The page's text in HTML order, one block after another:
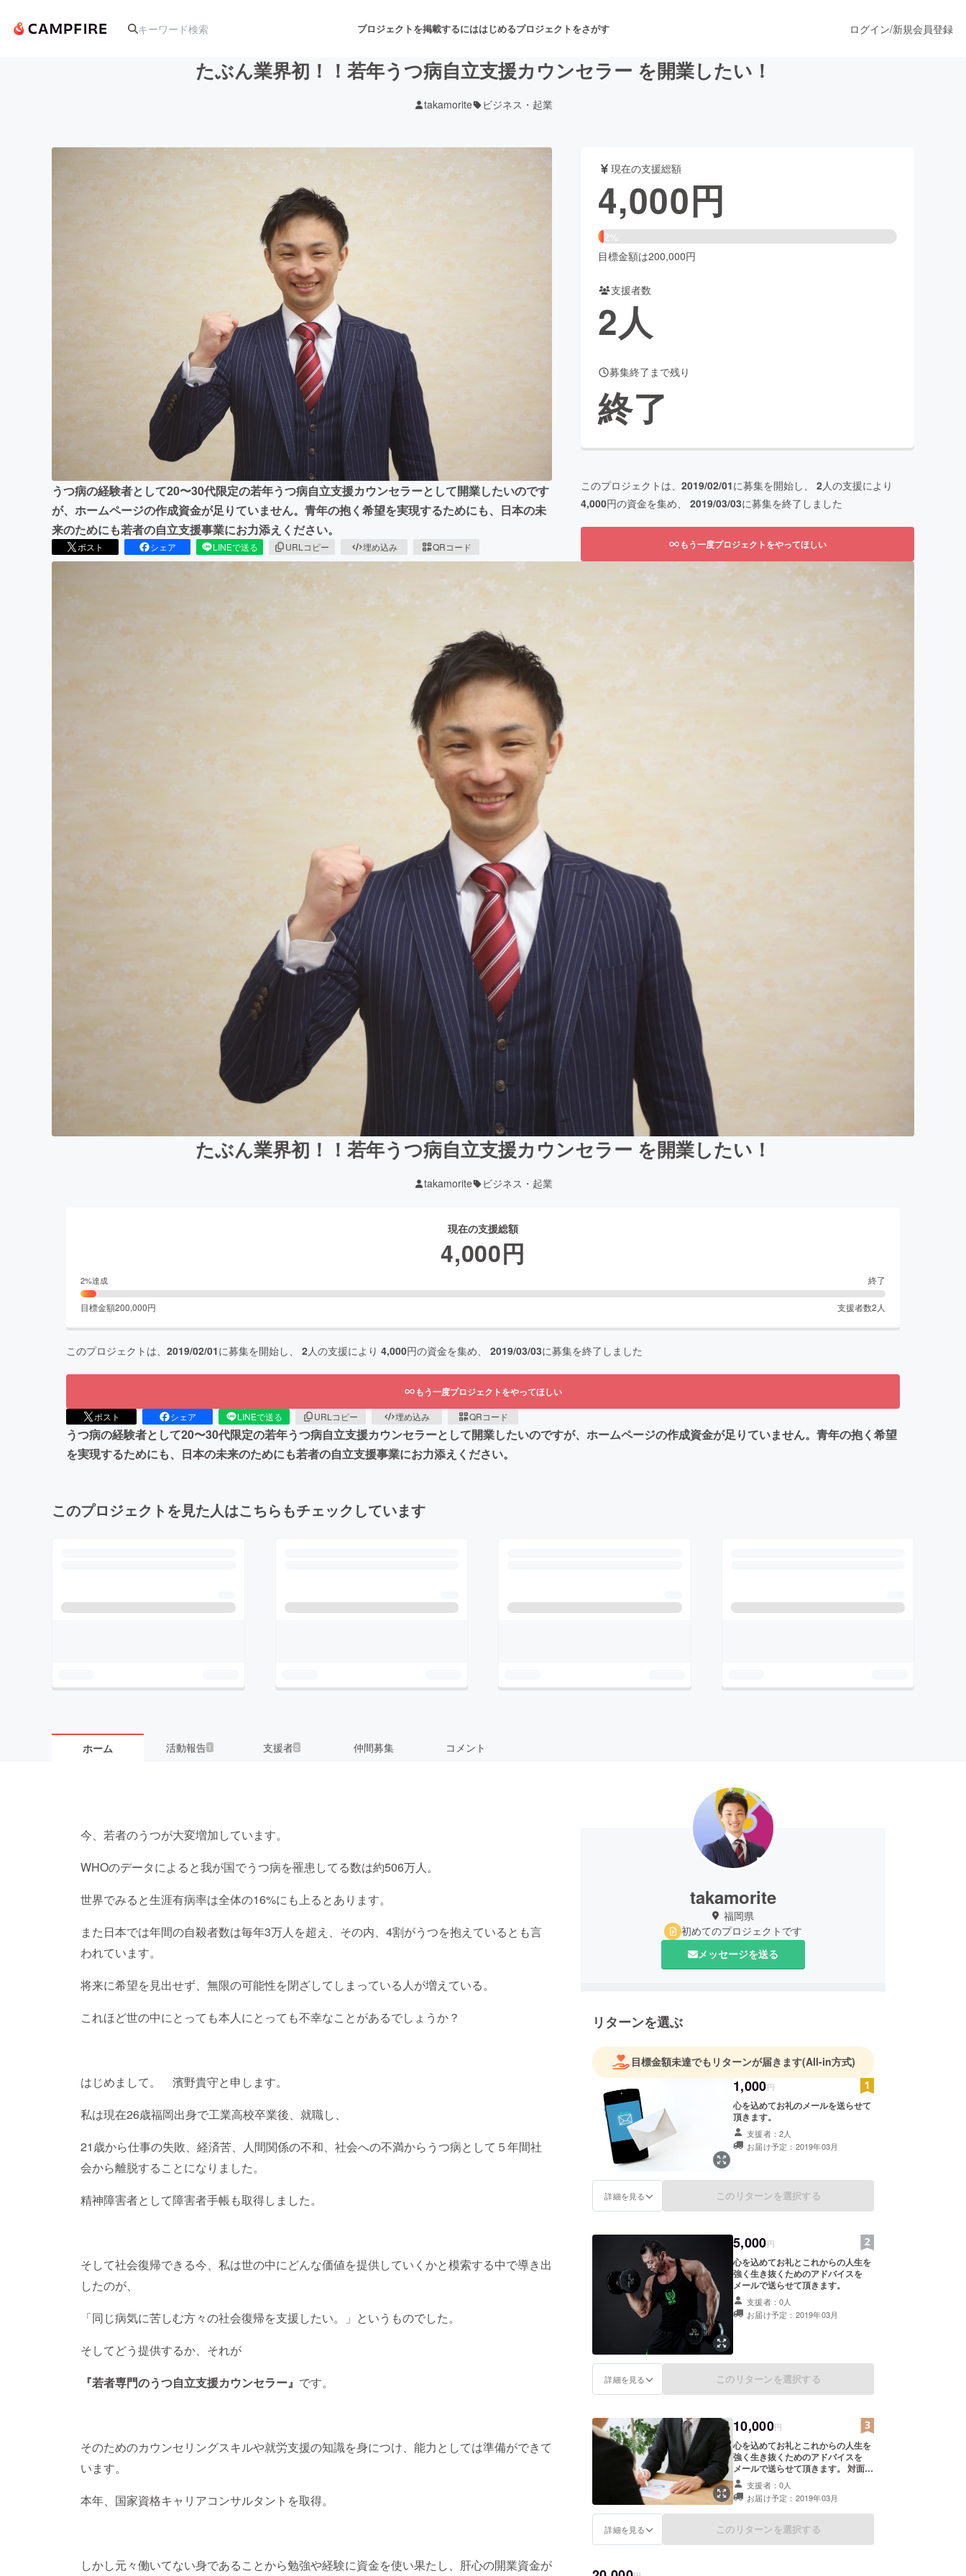
プロジェクトを掲載するにははじめるプロジェクトをさがす
アート・写真 音楽 舞台・パフォーマンス
テクノロジー・ガジェット ゲーム・サービス開発
書籍・雑誌出版 アニメ・漫画
ビジネス・起業 チャレンジ ビューティー・ヘルスケア
まちづくり・地域活性化
CAMPFIRE for Social Good
CAMPFIREふるさと納税
ログイン/新規会員登録
たぶん業界初！！若年うつ病自立支援カウンセラー を開業したい！
takamorite ビジネス・起業
うつ病の経験者として20〜30代限定の若年うつ病自立支援カウンセラーとして開業したいのです
が、ホームページの作成資金が足りていません。青年の抱く希望を実現するためにも、日本の未
来のためにも若者の自立支援事業にお力添えください。
ポスト シェア LINEで送る URLコピー 埋め込み QRコード
現在の支援総額
4,000円
2%
目標金額は200,000円
支援者数
2人
募集終了まで残り
終了
このプロジェクトは、 2019/02/01に募集を開始し、 2人の支援により
4,000円の資金を集め、 2019/03/03に募集を終了しました
もう一度プロジェクトをやってほしい
たぶん業界初！！若年うつ病自立支援カウンセラー を開業したい！
takamorite ビジネス・起業
現在の支援総額
4,000円
2%達成 終了
目標金額200,000円 支援者数2 人
このプロジェクトは、 2019/02/01に募集を開始し、 2人の支援により 4,000円の資金を集め、 2019/03/03に募集を終了しました
もう一度プロジェクトをやってほしい
ポスト シェア LINEで送る URLコピー 埋め込み QRコード
うつ病の経験者として20〜30代限定の若年うつ病自立支援カウンセラーとして開業したいのですが、ホームページの作成資金が足りていません。青年の抱く希望
を実現するためにも、日本の未来のためにも若者の自立支援事業にお力添えください。
このプロジェクトを見た人はこちらもチェックしています
ホーム 活動報告 1 支援者2 仲間募集 コメント
今、若者のうつが大変増加しています。
WHOのデータによると我が国でうつ病を罹患してる数は約506万人。
世界でみると生涯有病率は全体の16%にも上るとあります。
また日本では年間の自殺者数は毎年3万人を超え、その内、4割がうつを抱えているとも言
われています。
将来に希望を見出せず、無限の可能性を閉ざしてしまっている人が増えている。
これほど世の中にとっても本人にとっても不幸なことがあるでしょうか？
はじめまして。 濱野貴守と申します。
私は現在26歳福岡出身で工業高校卒業後、就職し、
21歳から仕事の失敗、経済苦、人間関係の不和、社会への不満からうつ病として５年間社
会から離脱することになりました。
精神障害者として障害者手帳も取得しました。
そして社会復帰できる今、私は世の中にどんな価値を提供していくかと模索する中で導き出
したのが、
「同じ病気に苦しむ方々の社会復帰を支援したい。」というものでした。
そしてどう提供するか、それが
『若者専門のうつ自立支援カウンセラー』 です。
そのためのカウンセリングスキルや就労支援の知識を身につけ、能力としては準備ができて
います。
本年、国家資格キャリアコンサルタントを取得。
しかし元々働いてない身であることから勉強や経験に資金を使い果たし、肝心の開業資金が
takamorite
福岡県
初めてのプロジェクトです
メッセージを送る
リターンを選ぶ
目標金額未達でもリターンが届きます(All-in方式)
1,000円
心を込めてお礼のメールを送らせて
頂きます。
支援者：2人
お届け予定：2019年03月
詳細を見る このリターンを選択する
5,000円
心を込めてお礼とこれからの人生を
強く生き抜くためのアドバイスを
メールで送らせて頂きます。
支援者：0人
お届け予定：2019年03月
詳細を見る このリターンを選択する
10,000円
心を込めてお礼とこれからの人生を
強く生き抜くためのアドバイスを
メールで送らせて頂きます。 対面式
通話にて30分無料カウンセリングの
サービスをプレゼント致します。 相
談から好きなことを何でもお話し下
さい。
支援者：0人
お届け予定：2019年03月
詳細を見る このリターンを選択する